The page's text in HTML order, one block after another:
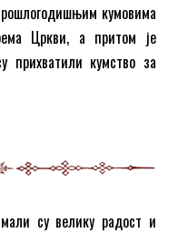
кумовима
Цркви, а притом је
прихватили кумство за
су велику радост и